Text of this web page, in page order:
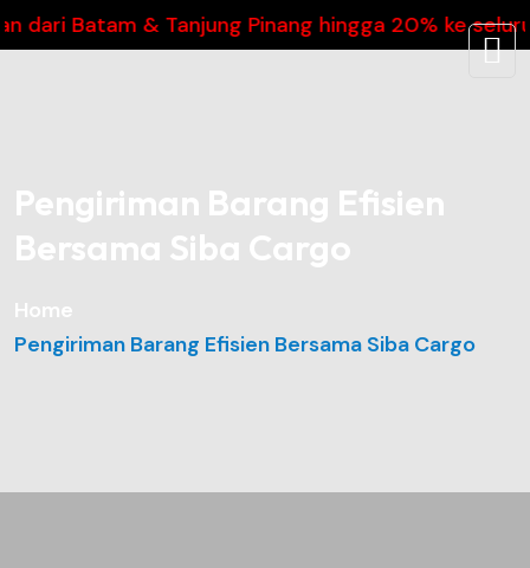
Batam & Tanjung Pinang hingga 20% ke seluruh
Pengiriman Barang Efisien
Bersama Siba Cargo
Home
Pengiriman Barang Efisien Bersama Siba Cargo